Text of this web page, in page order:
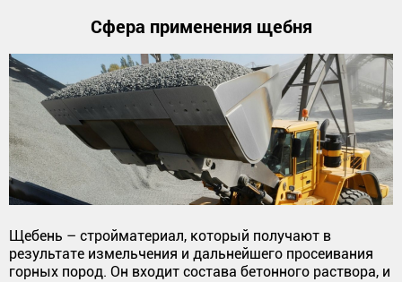
Сфера применения щебня
Щебень – стройматериал, который получают в
результате измельчения и дальнейшего просеивания
горных пород. Он входит состава бетонного раствора, и